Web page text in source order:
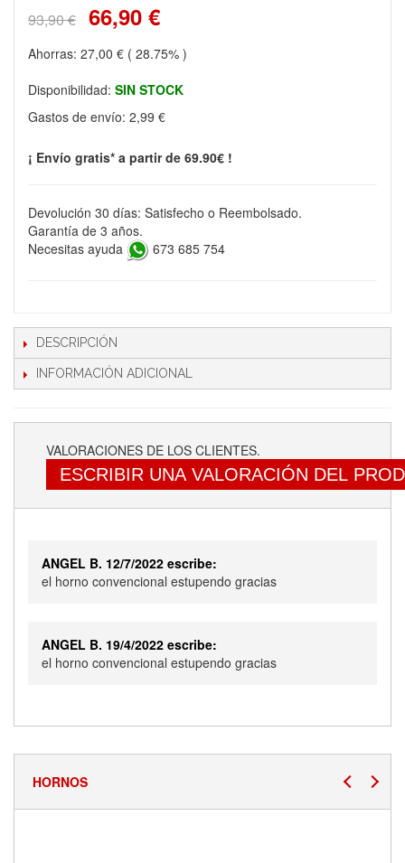
93,90 € 66,90 €
Ahorras: 27,00 € ( 28.75% )
Disponibilidad: SIN STOCK
Gastos de envío: 2,99 €
¡ Envío gratis* a partir de 69.90€ !
Devolución 30 días: Satisfecho o Reembolsado.
Garantía de 3 años.
Necesitas ayuda
673 685 754
DESCRIPCIÓN
INFORMACIÓN ADICIONAL
VALORACIONES DE LOS CLIENTES.
ESCRIBIR UNA VALORACIÓN DEL
ANGEL B. 12/7/2022 escribe:
el horno convencional estupendo gracias
ANGEL B. 19/4/2022 escribe:
el horno convencional estupendo gracias
HORNOS